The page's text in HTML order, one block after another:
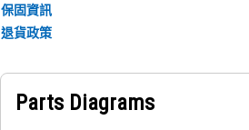
保固資訊
退貨政策
Parts Diagrams